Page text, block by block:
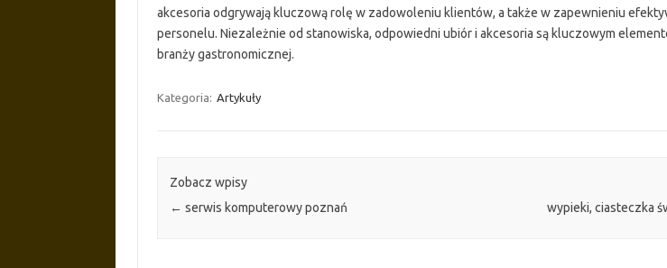
akcesoria odgrywają kluczową rolę w zadowoleniu klientów, a także w zapewnieniu
personelu. Niezależnie od stanowiska, odpowiedni ubiór i akcesoria są kluczowym
branży gastronomicznej.
Kategoria: Artykuły
Zobacz wpisy
← serwis komputerowy poznań wypieki, ciasteczka